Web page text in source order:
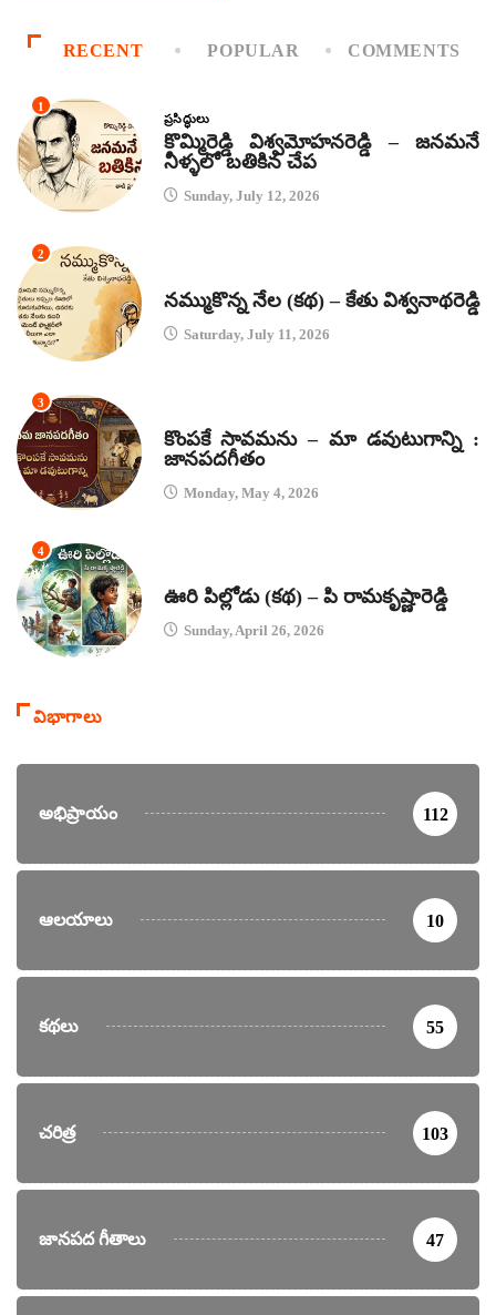
RECENT POPULAR COMMENTS
1
ప్రసిద్ధులు
కొమ్మిరెడ్డి విశ్వమోహనరెడ్డి – జనమనే
నీళ్ళలో బతికిన చేప
Sunday, July 12, 2026
2
నమ్ముకొన్న నేల (కథ) – కేతు విశ్వనాథరెడ్డి
Saturday, July 11, 2026
3
కొంపకే సావమను – మా డవుటుగాన్ని :
జానపదగీతం
Monday, May 4, 2026
4
ఊరి పిల్లోడు (కథ) – పి రామకృష్ణారెడ్డి
Sunday, April 26, 2026
విభాగాలు
అభిప్రాయం 112
ఆలయాలు 10
కథలు 55
చరిత్ర 103
జానపద గీతాలు 47